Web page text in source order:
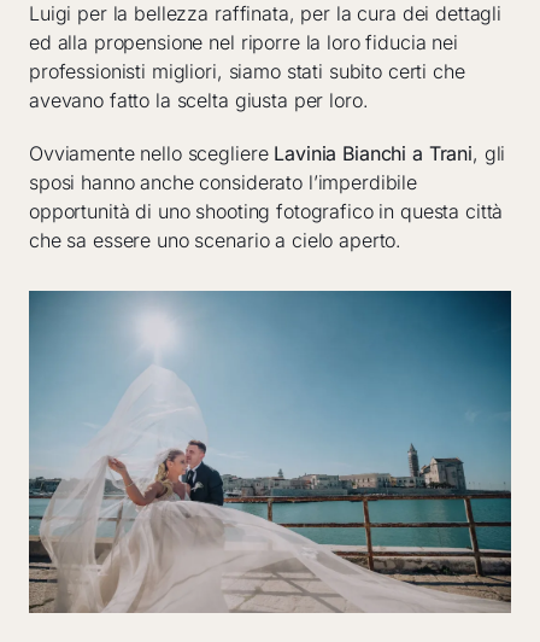
Luigi per la bellezza raffinata, per la cura dei dettagli
ed alla propensione nel riporre la loro fiducia nei
professionisti migliori, siamo stati subito certi che
avevano fatto la scelta giusta per loro.
Ovviamente nello scegliere Lavinia Bianchi a Trani, gli
sposi hanno anche considerato l’imperdibile
opportunità di uno shooting fotografico in questa città
che sa essere uno scenario a cielo aperto.